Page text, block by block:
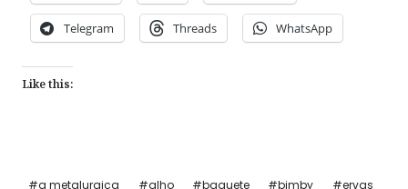
Telegram Threads WhatsApp
Like this:
Post
#a metalurgica #alho #baguete #bimby #ervas